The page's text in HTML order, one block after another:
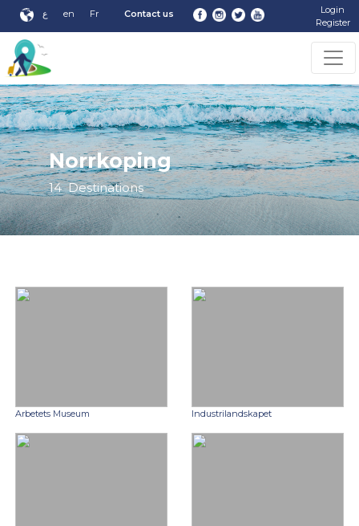
ع en Fr Contact us
Login
Register
Norrkoping
14Destinations
Arbetets Museum Industrilandskapet